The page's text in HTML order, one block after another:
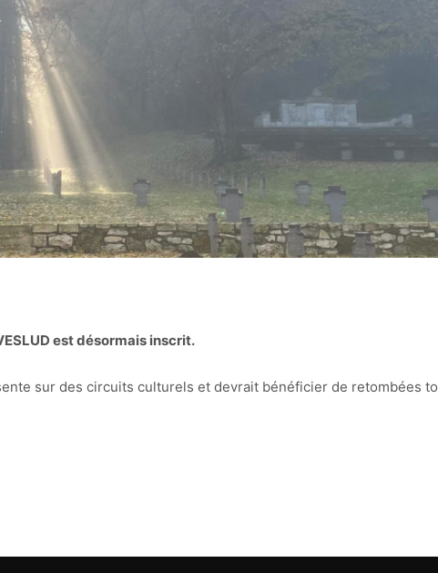
est désormais inscrit.
sur des circuits culturels et devrait bénéficier de retombées